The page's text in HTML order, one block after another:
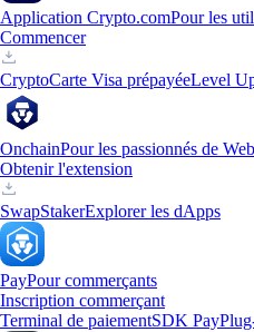
Application Crypto.comPour les
Commencer
CryptoCarte Visa prépayéeLevel
OnchainPour les passionnés de
Obtenir l'extension
SwapStakerExplorer les dApps
PayPour commerçants
Inscription commerçant
Terminal de paiementSDK Pay